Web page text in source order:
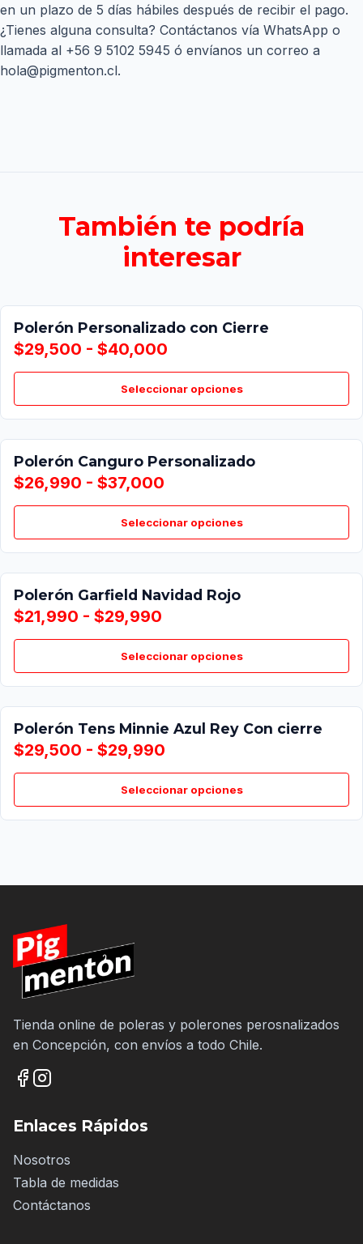
en un plazo de 5 días hábiles después de recibir el pago.
¿Tienes alguna consulta? Contáctanos vía WhatsApp o
llamada al +56 9 5102 5945 ó envíanos un correo a
hola@pigmenton.cl.
También te podría
interesar
Polerón Personalizado con Cierre
$29,500 - $40,000
Seleccionar opciones
Polerón Canguro Personalizado
$26,990 - $37,000
Seleccionar opciones
Polerón Garfield Navidad Rojo
$21,990 - $29,990
Seleccionar opciones
Polerón Tens Minnie Azul Rey Con cierre
$29,500 - $29,990
Seleccionar opciones
Tienda online de poleras y polerones perosnalizados
en Concepción, con envíos a todo Chile.
Enlaces Rápidos
Nosotros
Tabla de medidas
Contáctanos